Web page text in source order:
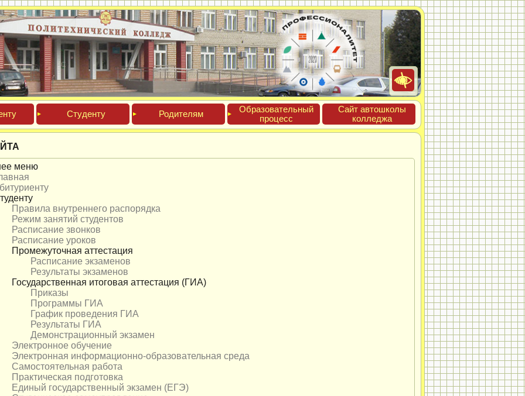
Сту­ден­ту Роди­телям
Обра­зова­тель­ный
про­цесс
Сайт ав­тошко­лы
кол­леджа
меню
Правила внутреннего распорядка
Режим занятий студентов
Расписание звонков
Расписание уроков
Промежуточная аттестация
Расписание экзаменов
Результаты экзаменов
Государственная итоговая аттестация (ГИА)
Приказы
Программы ГИА
График проведения ГИА
Результаты ГИА
Демонстрационный экзамен
Электронное обучение
Электронная информационно-образовательная среда
Самостоятельная работа
Практическая подготовка
Единый государственный экзамен (ЕГЭ)